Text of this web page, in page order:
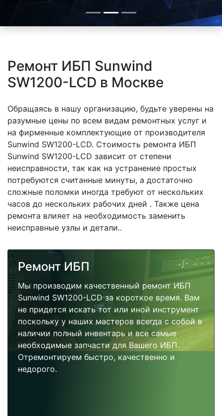
Ремонт ИБП Sunwind
SW1200-LCD в Москве
Обращаясь в нашу организацию, будьте уверены на
разумные цены по всем видам ремонтных услуг и
на фирменные комплектующие от производителя
Sunwind SW1200-LCD. Стоимость ремонта ИБП
Sunwind SW1200-LCD зависит от степени
неисправности, так как на устранение простых
потребуются считанные минуты, а достаточно
сложные поломки иногда требуют от нескольких
часов до нескольких рабочих дней . Также цена
ремонта влияет на необходимость заменить
неисправные узлы и детали..
Ремонт ИБП
Мы производим качественный ремонт ИБП
Sunwind SW1200-LCD за короткое время. Вам
не придется искать тот или иной инструмент
поскольку у наших мастеров всегда с собой в
наличии полный инвентарь и все самые
необходимые запчасти для Вашего ИБП.
Отремонтируем быстро, качественно и
недорого.